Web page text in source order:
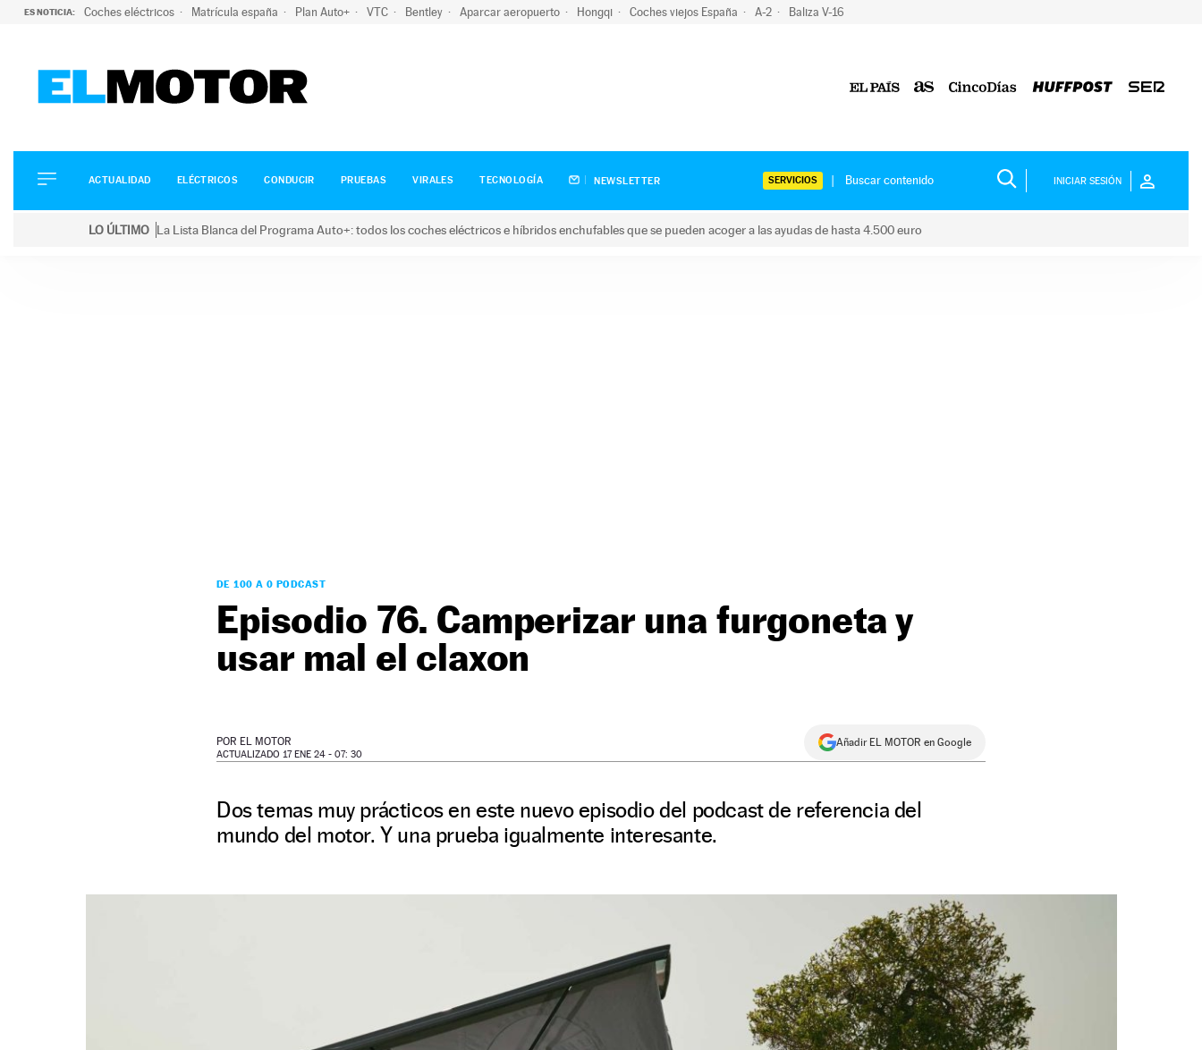
ES NOTICIA: Coches eléctricos Matrícula españa Plan Auto+ VTC Bentley Aparcar aeropuerto Hongqi Coches viejos España A-2 Baliza V-16
ELÉCTRICOS
CONDUCIR
ACTUALIDAD ELÉCTRICOS CONDUCIR PRUEBAS VIRALES TECNOLOGÍA NEWSLETTER SERVICIOS INICIAR SESIÓN
LO ÚLTIMO La Lista Blanca del Programa Auto+: todos los coches eléctricos e híbridos enchufables que se pueden acoger a las ayudas de hasta 4.500 euro
DE 100 A 0 PODCAST
Episodio 76. Camperizar una furgoneta y
usar mal el claxon
POR EL MOTOR
ACTUALIZADO 17 ENE 24 - 07: 30
Añadir EL MOTOR en Google
Dos temas muy prácticos en este nuevo episodio del podcast de referencia del
mundo del motor. Y una prueba igualmente interesante.